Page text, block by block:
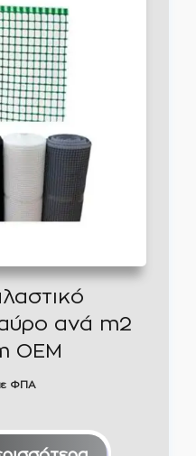
ανά m2
ΟΕΜ
ΦΠΑ